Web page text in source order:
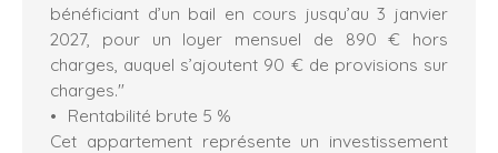
bénéficiant d’un bail en cours jusqu’au 3 janvier
2027, pour un loyer mensuel de 890 € hors
charges, auquel s’ajoutent 90 € de provisions sur
charges."
Rentabilité brute 5 %
Cet appartement représente un investissement